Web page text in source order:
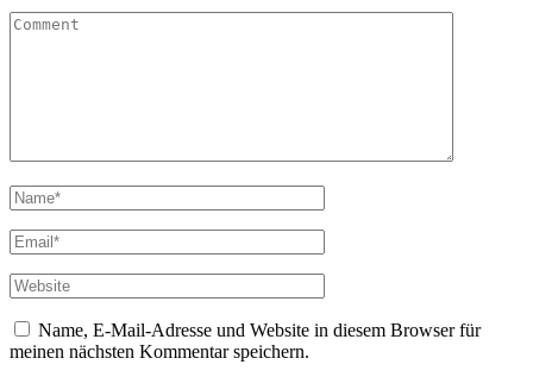
Name, E-Mail-Adresse und Website in diesem Browser für
meinen nächsten Kommentar speichern.